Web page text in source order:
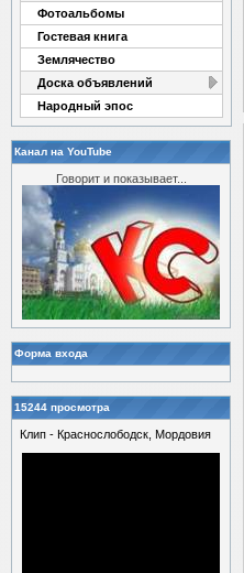
Фотоальбомы
Гостевая книга
Землячество
Доска объявлений
Народный эпос
Канал на YouTube
Говорит и показывает...
Форма входа
15244 просмотра
Клип - Краснослободск, Мордовия